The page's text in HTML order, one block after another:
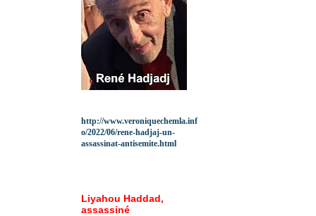
http://www.veroniquechemla.inf
o/2022/06/rene-hadjaj-un-
assassinat-antisemite.html
Liyahou Haddad,
assassiné